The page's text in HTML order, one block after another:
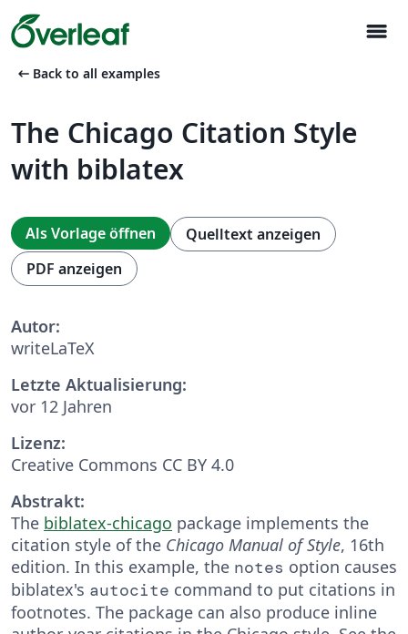
menu
arrow_left_alt Back to all examples
The Chicago Citation Style
with biblatex
Als Vorlage öffnen
Quelltext anzeigen
PDF anzeigen
Autor:
writeLaTeX
Letzte Aktualisierung:
vor 12 Jahren
Lizenz:
Creative Commons CC BY 4.0
Abstrakt:
The biblatex-chicago package implements the
citation style of the Chicago Manual of Style, 16th
edition. In this example, the notes option causes
biblatex's autocite command to put citations in
footnotes. The package can also produce inline